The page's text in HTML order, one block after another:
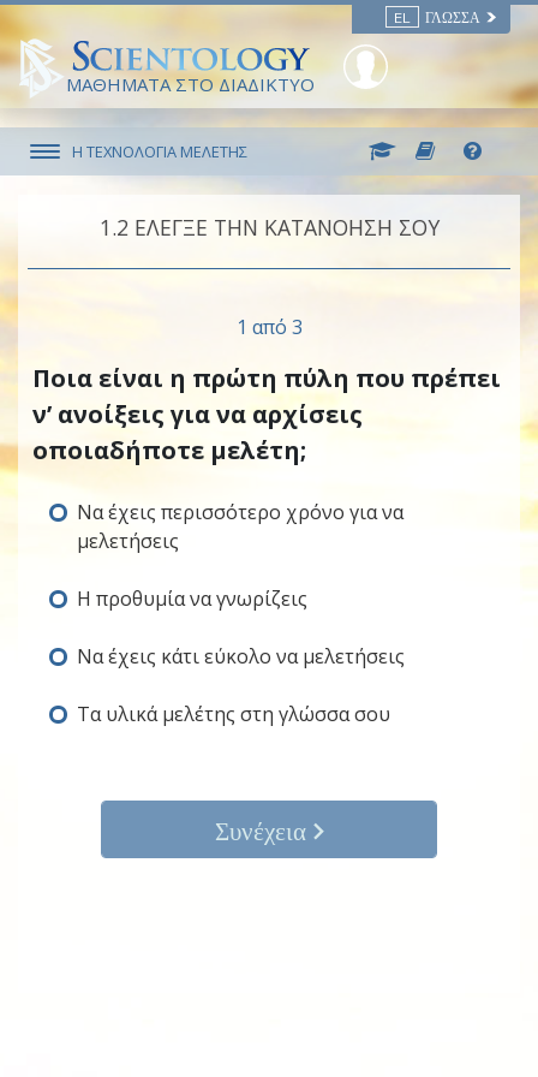
EL ΓΛΏΣΣΑ
ΜΑΘΗΜΑΤΑ ΣΤΟ ΔΙΑΔΙΚΤΥΟ
Η ΤΕΧΝΟΛΟΓΙΑ ΜΕΛΕΤΗΣ
1.‎2 ΕΛΕΓΞΕ ΤΗΝ ΚΑΤΑΝΟΗΣΗ ΣΟΥ
1 από 3
Ποια είναι η πρώτη πύλη που πρέπει
ν’ ανοίξεις για να αρχίσεις
οποιαδήποτε μελέτη;
Να έχεις περισσότερο χρόνο για να
μελετήσεις
Η προθυμία να γνωρίζεις
Να έχεις κάτι εύκολο να μελετήσεις
Τα υλικά μελέτης στη γλώσσα σου
Συνέχεια